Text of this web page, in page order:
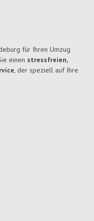
für Ihren Umzug
einen stressfreien,
, der speziell auf Ihre